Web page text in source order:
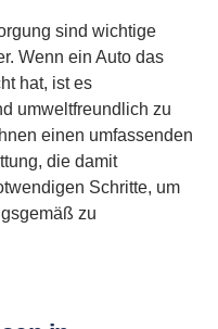
sind wichtige
Wenn ein Auto das
hat, ist es
umweltfreundlich zu
einen umfassenden
die damit
Schritte, um
zu